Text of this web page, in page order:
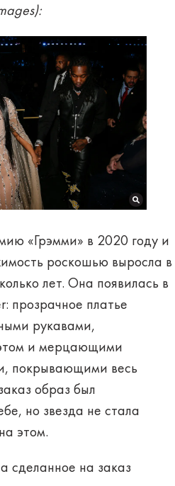
«Грэмми» в 2020 году и
роскошью выросла в
лет. Она появилась в
прозрачное платье
рукавами,
и мерцающими
покрывающими весь
образ был
но звезда не стала
этом.
сделанное на заказ